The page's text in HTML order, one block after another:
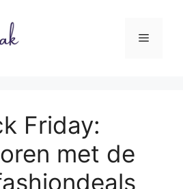
Menu
Friday:
met de